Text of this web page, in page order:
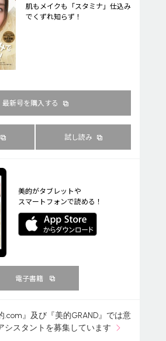
肌もメイクも「スタミナ」仕込み
でくずれ知らず！
最新号を購入する
試し読み
美的がタブレットや
スマートフォンで読める！
電子書籍
.com』及び『美的GRAND』では意
シスタントを募集しています